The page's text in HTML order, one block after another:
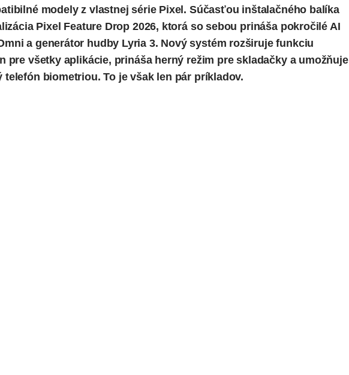
modely z vlastnej série Pixel . Súčasťou inštalačného balíka
Pixel Feature Drop 2026, ktorá so sebou prináša pokročilé AI
a generátor hudby Lyria 3. Nový systém rozširuje funkciu
pre všetky aplikácie, prináša herný režim pre skladačky a umožňuje
biometriou. To je však len pár príkladov.